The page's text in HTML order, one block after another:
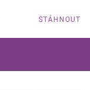
STÁHNOUT